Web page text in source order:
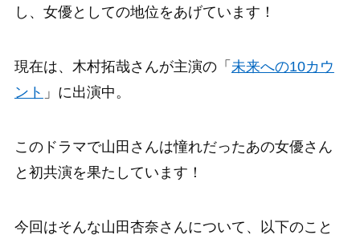
し、女優としての地位をあげています！
現在は、木村拓哉さんが主演の「 未来への10カウ
ント 」に出演中。
このドラマで山田さんは憧れだったあの女優さん
と初共演を果たしています！
今回はそんな山田杏奈さんについて、以下のこと